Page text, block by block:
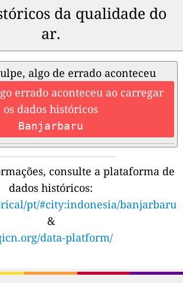
da qualidade do
ar.
algo de errado aconteceu
errado aconteceu ao carregar
os dados históricos
Banjarbaru
consulte a plataforma de
dados históricos:
pt/#city:indonesia/banjarbaru
&
data-platform/